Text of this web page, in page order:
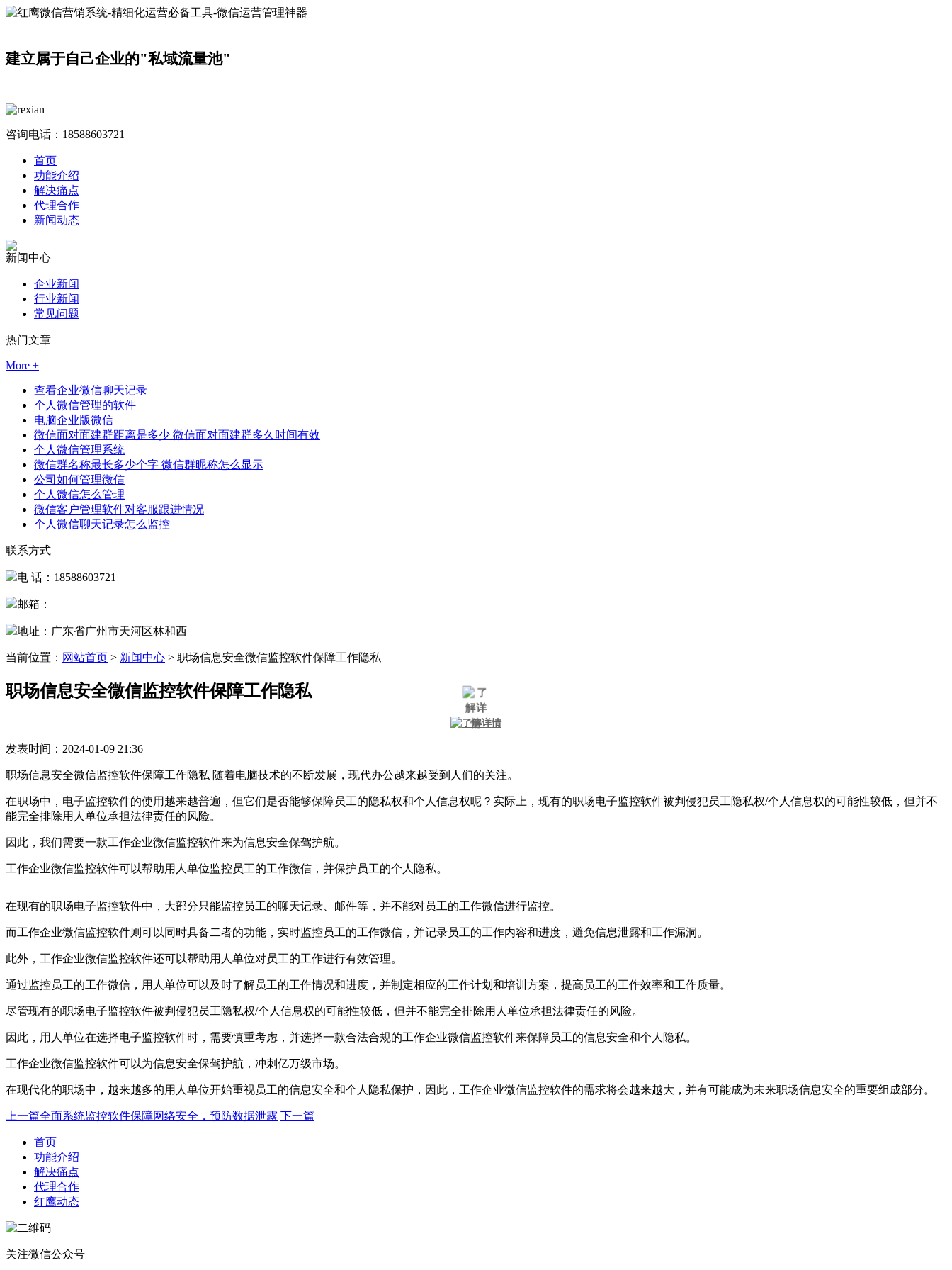
建立属于自己企业的"私域流量池"
咨询电话： 18588603721
首页
功能介绍
解决痛点
代理合作
新闻动态
新闻中心
企业新闻
行业新闻
常见问题
热门文章
More +
查看企业微信聊天记录
个人微信管理的软件
电脑企业版微信
微信面对面建群距离是多少 微信面对面建群多久时间有效
个人微信管理系统
微信群名称最长多少个字 微信群昵称怎么显示
公司如何管理微信
个人微信怎么管理
微信客户管理软件对客服跟进情况
个人微信聊天记录怎么监控
联系方式
电 话：18588603721
邮箱：
地址：广东省广州市天河区林和西
当前位置： 网站首页 > 新闻中心 > 职场信息安全微信监控软件保障工作隐私
职场信息安全微信监控软件保障工作隐私
发表时间：2024-01-09 21:36
职场信息安全微信监控软件保障工作隐私 随着电脑技术的不断发展，现代办公越来越受到人们的关注。
在职场中，电子监控软件的使用越来越普遍，但它们是否能够保障员工的隐私权和个人信息权呢？实际上，现有的职场电子监控软件被判侵犯员工隐私权/个人信息权的可能性较低，但并不
能完全排除用人单位承担法律责任的风险。
因此，我们需要一款工作企业微信监控软件来为信息安全保驾护航。
工作企业微信监控软件可以帮助用人单位监控员工的工作微信，并保护员工的个人隐私。
在现有的职场电子监控软件中，大部分只能监控员工的聊天记录、邮件等，并不能对员工的工作微信进行监控。
而工作企业微信监控软件则可以同时具备二者的功能，实时监控员工的工作微信，并记录员工的工作内容和进度，避免信息泄露和工作漏洞。
此外，工作企业微信监控软件还可以帮助用人单位对员工的工作进行有效管理。
通过监控员工的工作微信，用人单位可以及时了解员工的工作情况和进度，并制定相应的工作计划和培训方案，提高员工的工作效率和工作质量。
尽管现有的职场电子监控软件被判侵犯员工隐私权/个人信息权的可能性较低，但并不能完全排除用人单位承担法律责任的风险。
因此，用人单位在选择电子监控软件时，需要慎重考虑，并选择一款合法合规的工作企业微信监控软件来保障员工的信息安全和个人隐私。
工作企业微信监控软件可以为信息安全保驾护航，冲刺亿万级市场。
在现代化的职场中，越来越多的用人单位开始重视员工的信息安全和个人隐私保护，因此，工作企业微信监控软件的需求将会越来越大，并有可能成为未来职场信息安全的重要组成部分。
上一篇全面系统监控软件保障网络安全，预防数据泄露 下一篇
首页
功能介绍
解决痛点
代理合作
红鹰动态
关注微信公众号